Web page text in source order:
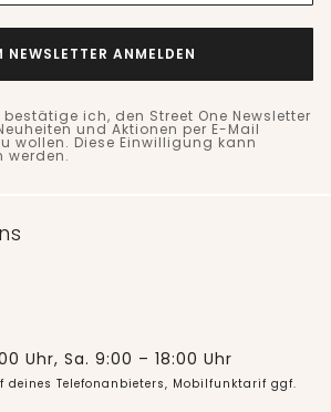
NEWSLETTER ANMELDEN
ich, den Street One Newsletter
und Aktionen per E-Mail
wollen. Diese Einwilligung kann
werden.
Uhr, Sa. 9:00 – 18:00 Uhr
deines Telefonanbieters, Mobilfunktarif ggf.